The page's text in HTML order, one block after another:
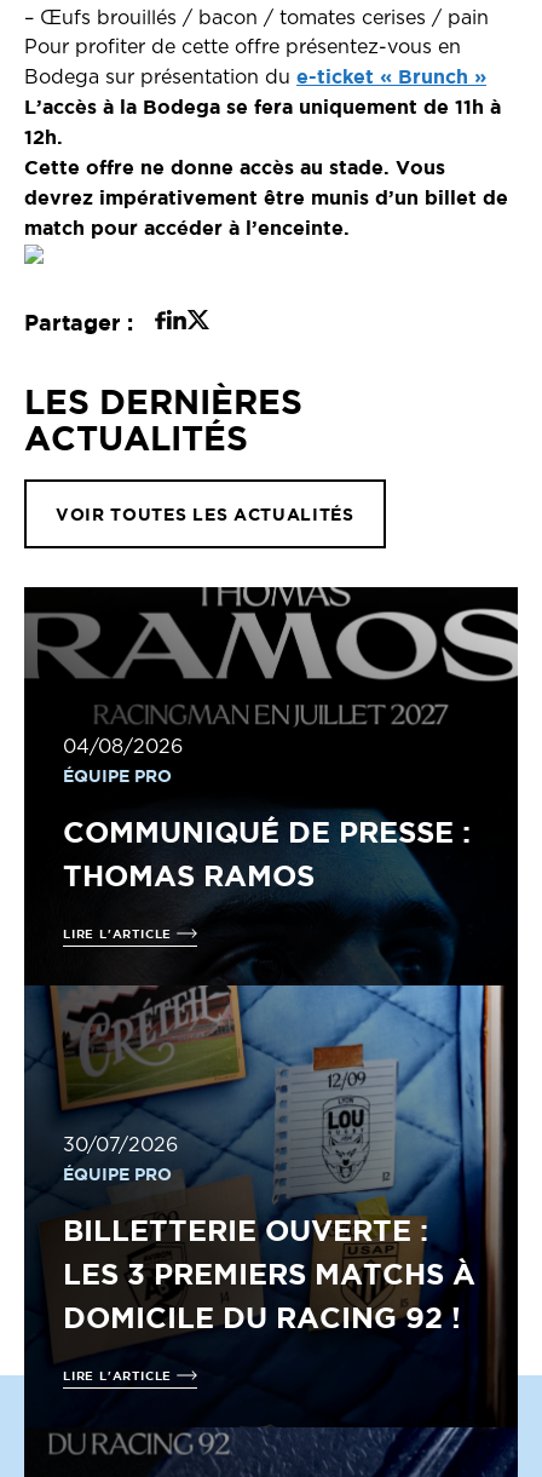
– Œufs brouillés / bacon / tomates cerises / pain
Pour profiter de cette offre présentez-vous en
Bodega sur présentation du e-ticket « Brunch »
L’accès à la Bodega se fera uniquement de 11h à
12h.
Cette offre ne donne accès au stade. Vous
devrez impérativement être munis d’un billet de
match pour accéder à l’enceinte.
Partager :
LES DERNIÈRES
ACTUALITÉS
VOIR TOUTES LES ACTUALITÉS
04/08/2026
ÉQUIPE PRO
COMMUNIQUÉ DE PRESSE :
THOMAS RAMOS
LIRE L'ARTICLE
30/07/2026
ÉQUIPE PRO
BILLETTERIE OUVERTE :
LES 3 PREMIERS MATCHS À
DOMICILE DU RACING 92 !
LIRE L'ARTICLE